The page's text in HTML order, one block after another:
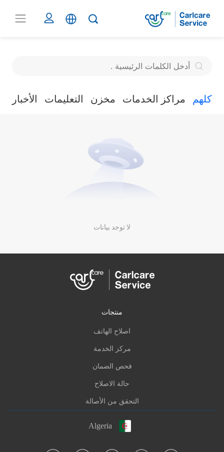
كلهم مراكز الخدمات مخزن التعليمات الأخبار
لا توجد بيانات
منتجات
اصلاح الهاتف
مركز الخدمة
فحص الضمان
حالة الاصلاح
التحقق من الأصالة
Algeria